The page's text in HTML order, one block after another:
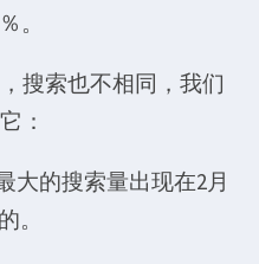
。
搜索也不相同，我们
：
大的搜索量出现在2月
。